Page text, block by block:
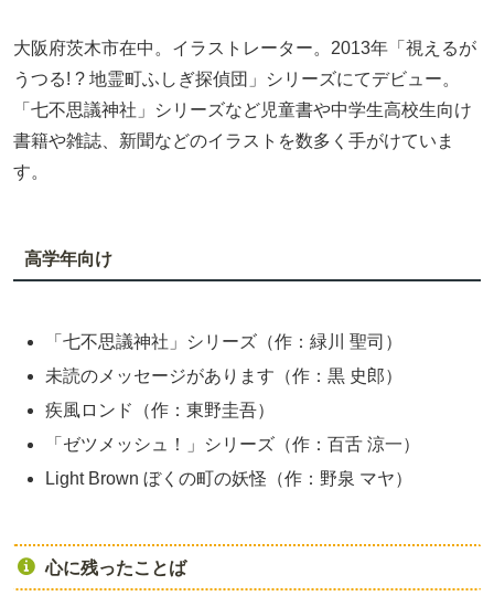
大阪府茨木市在中。イラストレーター。2013年「視えるが
うつる! ? 地霊町ふしぎ探偵団」シリーズにてデビュー。
「七不思議神社」シリーズなど児童書や中学生高校生向け
書籍や雑誌、新聞などのイラストを数多く手がけていま
す。
高学年向け
「七不思議神社」シリーズ（作：緑川 聖司）
未読のメッセージがあります（作：黒 史郎）
疾風ロンド（作：東野圭吾）
「ゼツメッシュ！」シリーズ（作：百舌 涼一）
Light Brown ぼくの町の妖怪（作：野泉 マヤ）
心に残ったことば